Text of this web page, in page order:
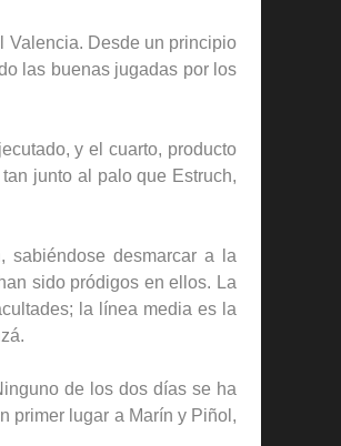
Valencia. Desde un principio
las buenas jugadas por los
y el cuarto, producto
junto al palo que Estruch,
sabiéndose desmarcar a la
sido pródigos en ellos. La
la línea media es la
de los dos días se ha
primer lugar a Marín y Piñol,